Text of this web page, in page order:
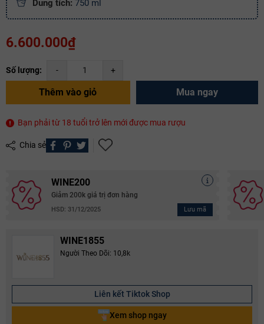
Dung tích: 750 ml
6.600.000₫
Số lượng: - +
Thêm vào giỏ Mua ngay
Bạn phải từ 18 tuổi trở lên mới được mua rượu
Chia sẻ
WINE200
Giảm 200k giá trị đơn hàng
HSD: 31/12/2025 Lưu mã
WINE1855
Người Theo Dõi: 10,8k
Liên kết Tiktok Shop
Xem shop ngay